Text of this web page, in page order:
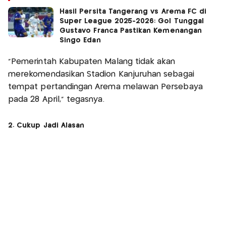
Hasil Persita Tangerang vs Arema FC di
Super League 2025-2026: Gol Tunggal
Gustavo Franca Pastikan Kemenangan
Singo Edan
“Pemerintah Kabupaten Malang tidak akan
merekomendasikan Stadion Kanjuruhan sebagai
tempat pertandingan Arema melawan Persebaya
pada 28 April,” tegasnya.
2. Cukup Jadi Alasan